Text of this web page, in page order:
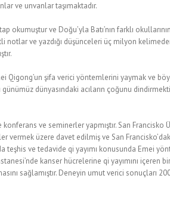
ve unvanlar taşımaktadır.
ve Doğu’yla Batı’nın farklı
notlar ve yazdığı düşünceleri üç milyon
Qigong’un şifa verici yöntemlerini yaymak ve
dünyasındaki acıların çoğunu
ve seminerler yapmıştır. San Francisko
üzere davet edilmiş ve San
ve tedavide qi yayımı konusunda Emei
kanser hücrelerine qi yayımını içeren bir
sağlamıştır. Deneyin umut verici sonuçları